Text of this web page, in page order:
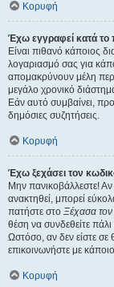
Κορυφή
Έχω εγγραφεί κατά
Είναι πιθανό κάποιος
λογαριασμό σας για
απομακρύνουν μέλη
μεγάλο χρονικό
Εάν αυτό συμβαίνει,
δημόσιες συζητήσεις.
Κορυφή
Έχω ξεχάσει τον
Μην πανικοβάλλεστε!
ανακτηθεί, μπορεί
πατήστε στο Ξέχασα
θέση να συνδεθείτε
Ωστόσο, αν δεν είστε
επικοινωνήστε με
Κορυφή